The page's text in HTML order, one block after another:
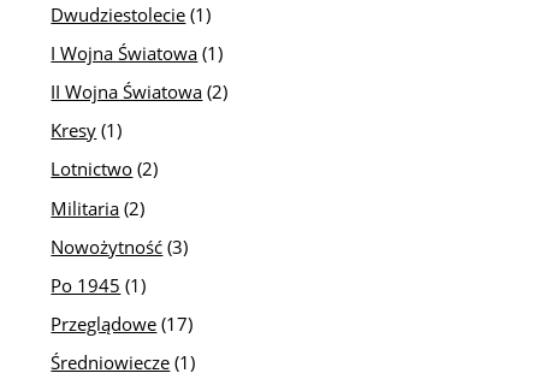
Dwudziestolecie (1)
I Wojna Światowa (1)
II Wojna Światowa (2)
Kresy (1)
Lotnictwo (2)
Militaria (2)
Nowożytność (3)
Po 1945 (1)
Przeglądowe (17)
Średniowiecze (1)